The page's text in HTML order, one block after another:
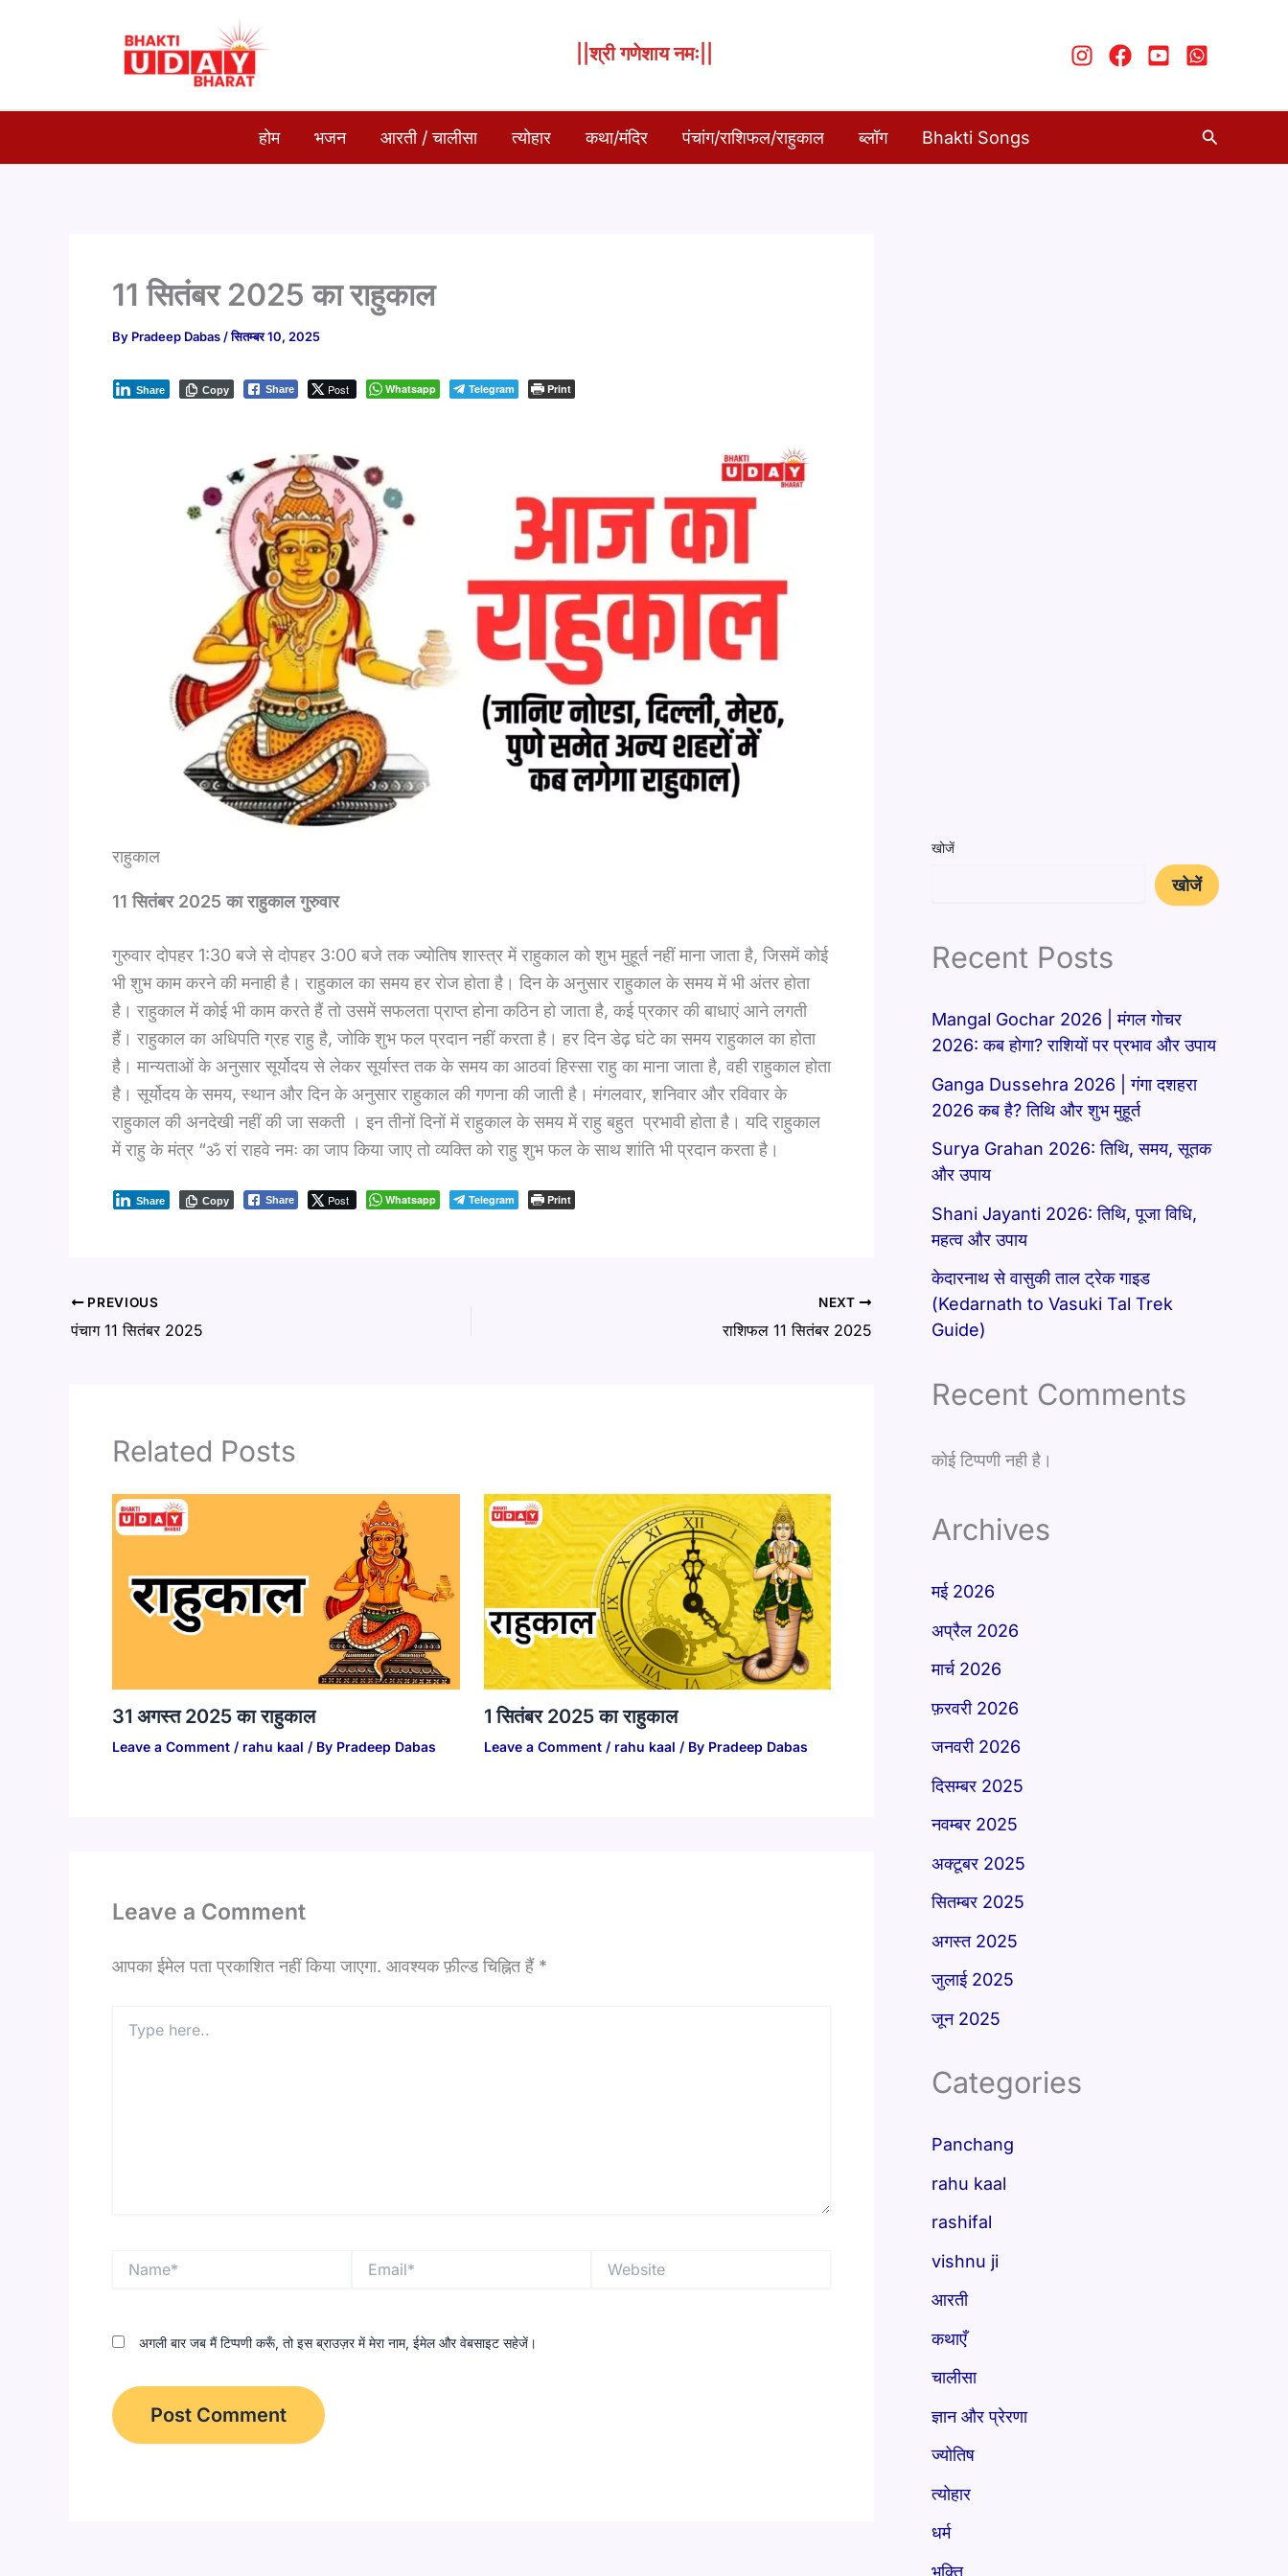
||श्री गणेशाय नमः||
होम भजन आरती / चालीसा त्योहार कथा/मंदिर पंचांग/राशिफल/राहुकाल ब्लॉग Bhakti Songs Search
11 सितंबर 2025 का राहुकाल
By Pradeep Dabas /सितम्बर 10, 2025
Share Post
Share Whatsapp Telegram
Copy Print
राहुकाल
11 सितंबर 2025 का राहुकाल गुरुवार
गुरुवार दोपहर 1:30 बजे से दोपहर 3:00 बजे तक ज्योतिष शास्त्र में राहुकाल को शुभ मुहूर्त नहीं माना जाता है, जिसमें कोई
भी शुभ काम करने की मनाही है। राहुकाल का समय हर रोज होता है। दिन के अनुसार राहुकाल के समय में भी अंतर होता
है। राहुकाल में कोई भी काम करते हैं तो उसमें सफलता प्राप्त होना कठिन हो जाता है, कई प्रकार की बाधाएं आने लगती
हैं। राहुकाल का अधिपति ग्रह राहु है, जोकि शुभ फल प्रदान नहीं करता है। हर दिन डेढ़ घंटे का समय राहुकाल का होता
है। मान्यताओं के अनुसार सूर्योदय से लेकर सूर्यास्त तक के समय का आठवां हिस्सा राहु का माना जाता है, वही राहुकाल होता
है। सूर्योदय के समय, स्थान और दिन के अनुसार राहुकाल की गणना की जाती है। मंगलवार, शनिवार और रविवार के
राहुकाल की अनदेखी नहीं की जा सकती । इन तीनों दिनों में राहुकाल के समय में राहु बहुत प्रभावी होता है। यदि राहुकाल
में राहु के मंत्र “ॐ रां राहवे नमः का जाप किया जाए तो व्यक्ति को राहु शुभ फल के साथ शांति भी प्रदान करता है।
Share Post
Share Whatsapp Telegram
Copy Print
PREVIOUS
पंचाग 11 सितंबर 2025
NEXT
राशिफल 11 सितंबर 2025
Related Posts
31 अगस्त 2025 का राहुकाल
Leave a Comment / rahu kaal / By Pradeep Dabas
1 सितंबर 2025 का राहुकाल
Leave a Comment / rahu kaal / By Pradeep Dabas
Leave a Comment
आपका ईमेल पता प्रकाशित नहीं किया जाएगा. आवश्यक फ़ील्ड चिह्नित हैं *
here..
अगली बार जब मैं टिप्पणी करूँ, तो इस ब्राउज़र में मेरा नाम, ईमेल और वेबसाइट सहेजें।
खोजें
खोजें
Recent Posts
Mangal Gochar 2026 | मंगल गोचर
2026: कब होगा? राशियों पर प्रभाव और उपाय
Ganga Dussehra 2026 | गंगा दशहरा
2026 कब है? तिथि और शुभ मुहूर्त
Surya Grahan 2026: तिथि, समय, सूतक
और उपाय
Shani Jayanti 2026: तिथि, पूजा विधि,
महत्व और उपाय
केदारनाथ से वासुकी ताल ट्रेक गाइड
(Kedarnath to Vasuki Tal Trek
Guide)
Recent Comments
कोई टिप्पणी नही है।
Archives
मई 2026
अप्रैल 2026
मार्च 2026
फ़रवरी 2026
जनवरी 2026
दिसम्बर 2025
नवम्बर 2025
अक्टूबर 2025
सितम्बर 2025
अगस्त 2025
जुलाई 2025
जून 2025
Categories
Panchang
rahu kaal
rashifal
vishnu ji
आरती
कथाएँ
चालीसा
ज्ञान और प्रेरणा
ज्योतिष
त्योहार
धर्म
भक्ति